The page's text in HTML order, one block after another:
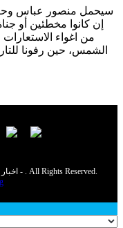
سيحمل منصور عباس
إن كانوا مخطئين أو
من اغواء الاستعارات
الشمس، حين رفونا